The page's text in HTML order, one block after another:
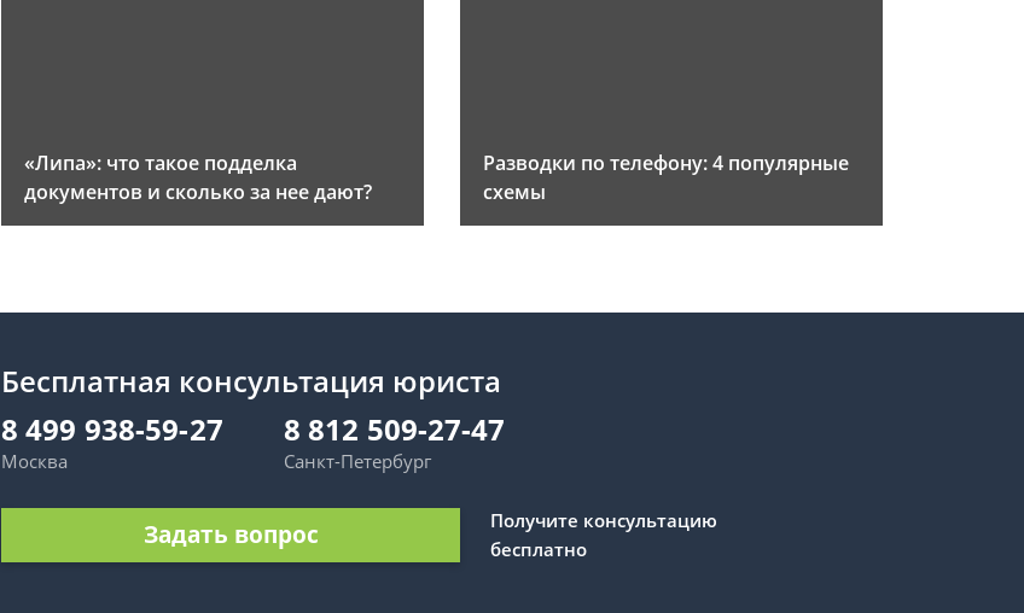
«Липа»: что такое подделка
документов и сколько за нее дают?
Разводки по телефону: 4 популярные
схемы
Бесплатная консультация юриста
8 499 938-59-27
Москва
8 812 509-27-47
Санкт-Петербург
Задать вопрос
Получите консультацию
бесплатно